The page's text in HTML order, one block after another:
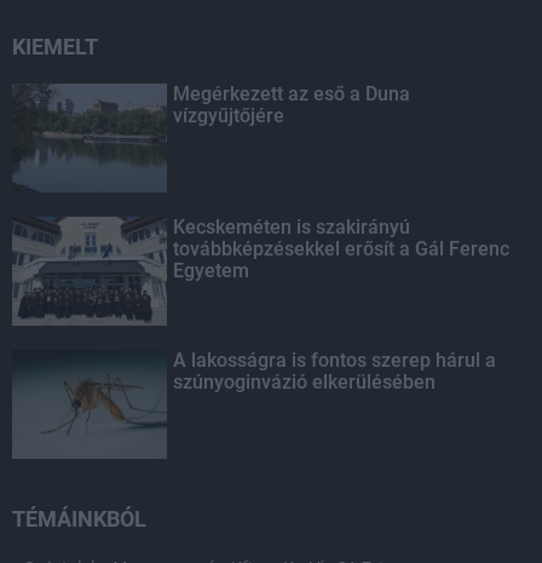
KIEMELT
Megérkezett az eső a Duna
vízgyűjtőjére
Kecskeméten is szakirányú
továbbképzésekkel erősít a Gál Ferenc
Egyetem
A lakosságra is fontos szerep hárul a
szúnyoginvázió elkerülésében
TÉMÁINKBÓL